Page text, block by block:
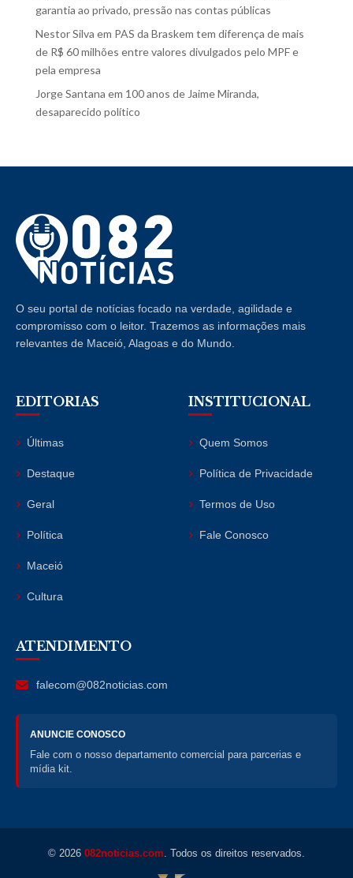
garantia ao privado, pressão nas contas públicas
Nestor Silva em PAS da Braskem tem diferença de mais
de R$ 60 milhões entre valores divulgados pelo MPF e
pela empresa
Jorge Santana em 100 anos de Jaime Miranda,
desaparecido político
O seu portal de notícias focado na verdade, agilidade e
compromisso com o leitor. Trazemos as informações mais
relevantes de Maceió, Alagoas e do Mundo.
EDITORIAS
Últimas
Destaque
Geral
Política
Maceió
Cultura
INSTITUCIONAL
Quem Somos
Política de Privacidade
Termos de Uso
Fale Conosco
ATENDIMENTO
falecom@082noticias.com
ANUNCIE CONOSCO
Fale com o nosso departamento comercial para parcerias e
mídia kit.
© 2026 082noticias.com . Todos os direitos reservados.